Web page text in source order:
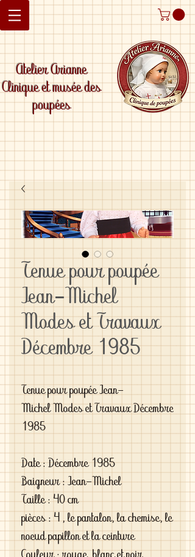
Atelier Arianne
Clinique et musée des
poupées
Tenue pour poupée
Jean-Michel
Modes et Travaux
Décembre 1985
Tenue pour poupée Jean-
Michel Modes et Travaux Décembre
1985
Date : Décembre 1985
Baigneur : Jean-Michel
Taille : 40 cm
pièces : 4 , le pantalon, la chemise, le
noeud papillon et la ceinture